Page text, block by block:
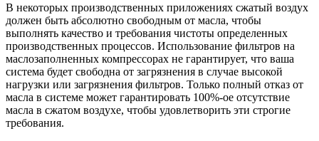
В некоторых производственных приложениях сжатый воздух
должен быть абсолютно свободным от масла, чтобы
выполнять качество и требования чистоты определенных
производственных процессов. Использование фильтров на
маслозаполненных компрессорах не гарантирует, что ваша
система будет свободна от загрязнения в случае высокой
нагрузки или загрязнения фильтров. Только полный отказ от
масла в системе может гарантировать 100%-ое отсутствие
масла в сжатом воздухе, чтобы удовлетворить эти строгие
требования.